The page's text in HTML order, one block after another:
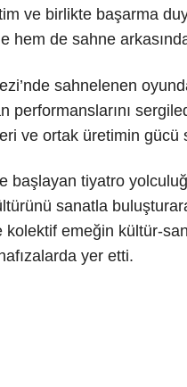
ve birlikte başarma
hem de sahne
sahnelenen
performanslarını
ve ortak üretimin gücü
başlayan tiyatro
sanatla
kolektif emeğin kültür-
yer etti.